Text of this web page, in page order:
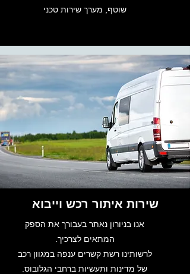
שוטף, מערך שירות טכני
שירות איתור רכש וייבוא
אנו בניורון נאתר בעבורך את הספק
המתאים לצרכיך.
לרשותינו רשת קשרים ענפה במגוון רכב
של מדינות ותעשיות ברחבי הגלובוס.